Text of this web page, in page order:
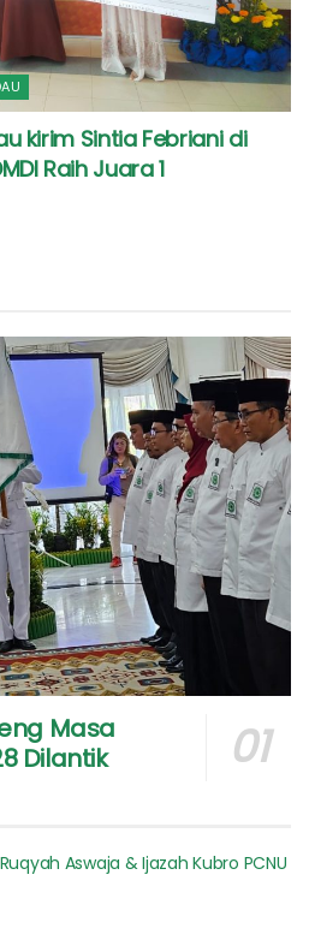
kirim Sintia Febriani di
Raih Juara 1
Masa
Dilantik
Aswaja & Ijazah Kubro PCNU